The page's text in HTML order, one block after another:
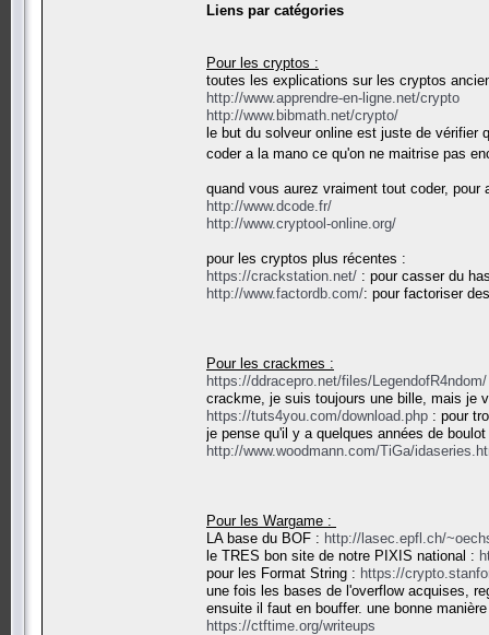
Liens par catégories
Pour les cryptos :
toutes les explications sur les cryptos
http://www.apprendre-en-ligne.net/crypto
http://www.bibmath.net/crypto/
le but du solveur online est juste de vérifier
coder a la mano ce qu'on ne maitrise pas
quand vous aurez vraiment tout coder, pour
http://www.dcode.fr/
http://www.cryptool-online.org/
pour les cryptos plus récentes :
https://crackstation.net/ : pour casser du
http://www.factordb.com/: pour factoriser
Pour les crackmes :
https://ddracepro.net/files/LegendofR4ndom/
crackme, je suis toujours une bille, mais je
https://tuts4you.com/download.php : pour
je pense qu'il y a quelques années de
http://www.woodmann.com/TiGa/
Pour les Wargame :
LA base du BOF : http://lasec.epfl.ch/
le TRES bon site de notre PIXIS national :
pour les Format String : https://
une fois les bases de l'overflow acquises,
ensuite il faut en bouffer. une bonne
https://ctftime.org/writeups